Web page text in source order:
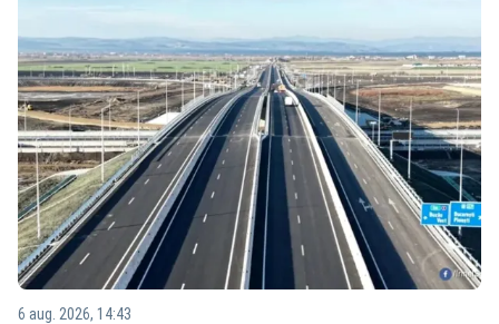
6 aug. 2026, 14:43